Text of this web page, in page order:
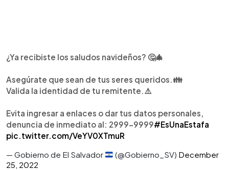
¿Ya recibiste los saludos navideños? 🤔🎄
Asegúrate que sean de tus seres queridos.👪
Valida la identidad de tu remitente.⚠️
Evita ingresar a enlaces o dar tus datos personales,
denuncia de inmediato al: 2999-9999#EsUnaEstafa
pic.twitter.com/VeYV0XTmuR
— Gobierno de El Salvador
(@Gobierno_SV) December
25, 2022